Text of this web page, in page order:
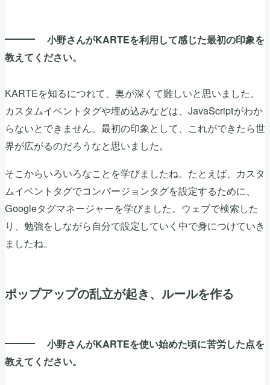
小野さんがKARTEを利用して感じた最初の印象を
教えてください。
KARTEを知るにつれて、奥が深くて難しいと思いました。
カスタムイベントタグや埋め込みなどは、JavaScriptがわか
らないとできません。最初の印象として、これができたら世
界が広がるのだろうなと思いました。
そこからいろいろなことを学びましたね。たとえば、カスタ
ムイベントタグでコンバージョンタグを設定するために、
Googleタグマネージャーを学びました。ウェブで検索した
り、勉強をしながら自分で設定していく中で身につけていき
ましたね。
ポップアップの乱立が起き、ルールを作る
小野さんがKARTEを使い始めた頃に苦労した点を
教えてください。